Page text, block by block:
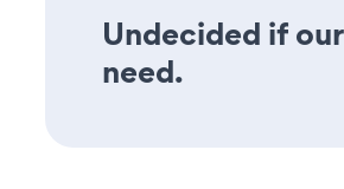
Undecided if
need.